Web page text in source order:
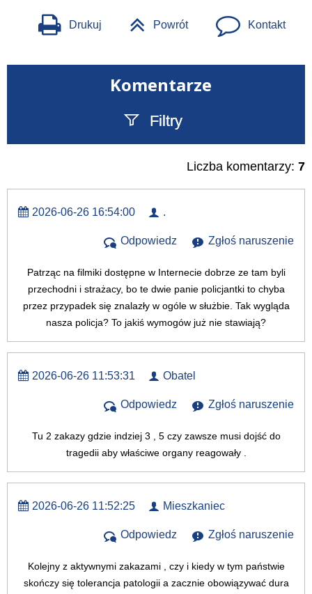
Drukuj Powrót Kontakt
Komentarze
Filtry
Liczba komentarzy: 7
2026-06-26 16:54:00 .
Odpowiedz Zgłoś naruszenie
Patrząc na filmiki dostępne w Internecie dobrze ze tam byli
przechodni i strażacy, bo te dwie panie policjantki to chyba
przez przypadek się znalazły w ogóle w służbie. Tak wygląda
nasza policja? To jakiś wymogów już nie stawiają?
2026-06-26 11:53:31 Obatel
Odpowiedz Zgłoś naruszenie
Tu 2 zakazy gdzie indziej 3 , 5 czy zawsze musi dojść do
tragedii aby właściwe organy reagowały .
2026-06-26 11:52:25 Mieszkaniec
Odpowiedz Zgłoś naruszenie
Kolejny z aktywnymi zakazami , czy i kiedy w tym państwie
skończy się tolerancja patologii a zacznie obowiązywać dura